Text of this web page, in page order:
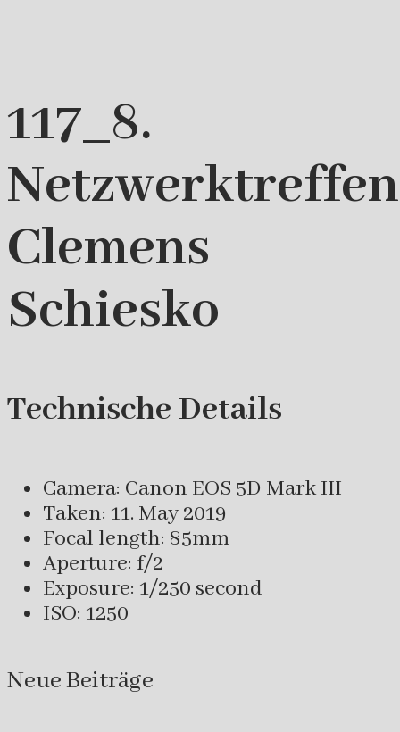
117_8.
Clemens
Schiesko
Technische Details
Camera: Canon EOS 5D Mark III
Taken: 11. May 2019
Focal length: 85mm
Aperture: f/2
Exposure: 1/250 second
ISO: 1250
Neue Beiträge